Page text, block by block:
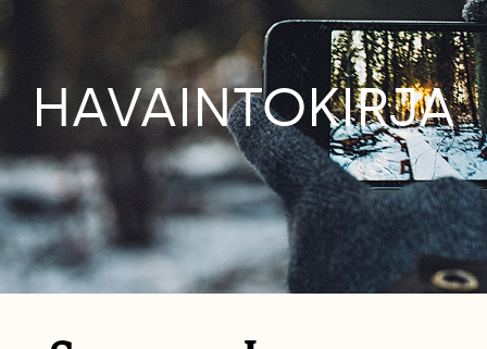
HAVAINTOKIRJA